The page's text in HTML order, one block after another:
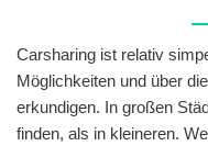
Carsharing ist relativ
Möglichkeiten und über
erkundigen. In großen
finden, als in kleineren.